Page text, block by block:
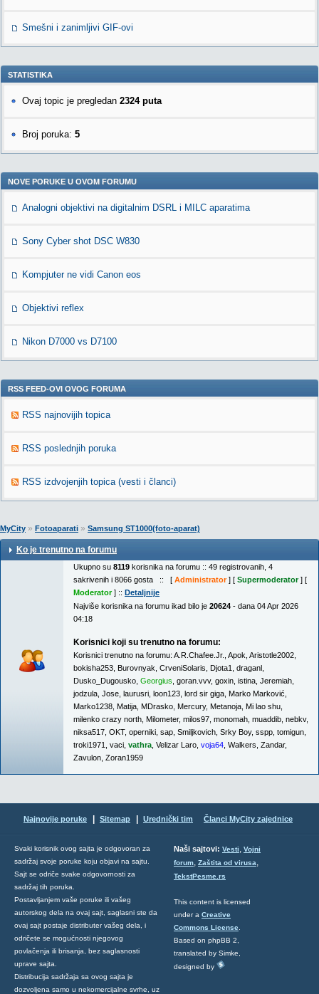
Smešni i zanimljivi GIF-ovi
STATISTIKA
Ovaj topic je pregledan 2324 puta
Broj poruka: 5
NOVE PORUKE U OVOM FORUMU
Analogni objektivi na digitalnim DSRL i MILC aparatima
Sony Cyber shot DSC W830
Kompjuter ne vidi Canon eos
Objektivi reflex
Nikon D7000 vs D7100
RSS FEED-OVI OVOG FORUMA
RSS najnovijih topica
RSS poslednjih poruka
RSS izdvojenjih topica (vesti i članci)
MyCity » Fotoaparati » Samsung ST1000(foto-aparat)
Ko je trenutno na forumu
Ukupno su 8119 korisnika na forumu :: 49 registrovanih, 4
sakrivenih i 8066 gosta :: [ Administrator] [ Supermoderator] [
Moderator] :: Detaljnije
Najviše korisnika na forumu ikad bilo je 20624 - dana 04 Apr 2026
04:18
Korisnici koji su trenutno na forumu:
Korisnici trenutno na forumu: A.R.Chafee.Jr. Apok Aristotle2002
bokisha253 Burovnyak CrveniSolaris Djota1 draganl
Dusko_Dugousko Georgius goran.vvv, goxin istina Jeremiah
jodzula Jose laurusri loon123 lord sir giga Marko Marković
Marko1238 Matija MDrasko Mercury, Metanoja Mi lao shu
milenko crazy north Milometer, milos97 monomah muaddib nebkv,
niksa517 OKT, operniki sap Smiljkovich Srky Boy, sspp tomigun
troki1971
vaci vathra Velizar Laro voja64 Walkers Zandar,
Zavulon Zoran1959
Najnovije poruke Sitemap Urednički tim Članci MyCity zajednice
Svaki korisnik ovog sajta je odgovoran za
sadržaj svoje poruke koju objavi na sajtu.
Sajt se odriče svake odgovornosti za
sadržaj tih poruka.
Postavljanjem vaše poruke ili vašeg
autorskog dela na ovaj sajt, saglasni ste da
ovaj sajt postaje distributer vašeg dela, i
odričete se mogućnosti njegovog
povlačenja ili brisanja, bez saglasnosti
uprave sajta.
Distribucija sadržaja sa ovog sajta je
dozvoljena samo u nekomercijalne svrhe, uz
Naši sajtovi: Vesti, Vojni
forum, Zaštita od virusa,
TekstPesme.rs
This content is licensed
under a Creative
Commons License
Based on phpBB 2,
translated by Simke,
designed by